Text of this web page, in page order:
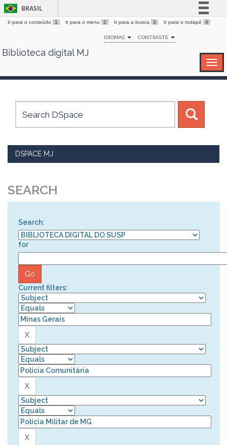
Skip
BRASIL
Simplifique!
Comunica BR
Canais
Ir para o conteúdo 1 Ir para o menu 2 Ir para a busca 3 Ir para o rodapé 4
IDIOMAS CONTRASTE
Biblioteca digital MJ
DSPACE MJ
SEARCH
Search:
for
Current filters: